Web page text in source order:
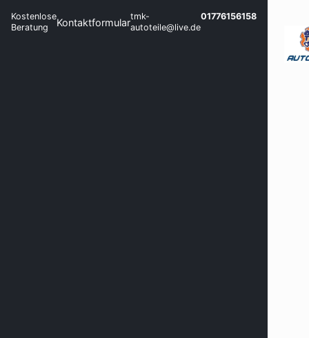
Kostenlose
Beratung
Kontaktformulartmk-
autoteile@live.de
01776156158